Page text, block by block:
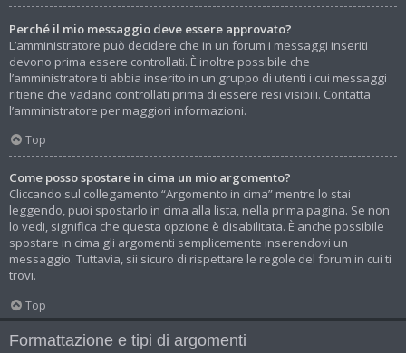
Perché il mio messaggio deve essere approvato?
L’amministratore può decidere che in un forum i messaggi inseriti
devono prima essere controllati. È inoltre possibile che
l’amministratore ti abbia inserito in un gruppo di utenti i cui messaggi
ritiene che vadano controllati prima di essere resi visibili. Contatta
l’amministratore per maggiori informazioni.
Top
Come posso spostare in cima un mio argomento?
Cliccando sul collegamento “Argomento in cima” mentre lo stai
leggendo, puoi spostarlo in cima alla lista, nella prima pagina. Se non
lo vedi, significa che questa opzione è disabilitata. È anche possibile
spostare in cima gli argomenti semplicemente inserendovi un
messaggio. Tuttavia, sii sicuro di rispettare le regole del forum in cui ti
trovi.
Top
Formattazione e tipi di argomenti